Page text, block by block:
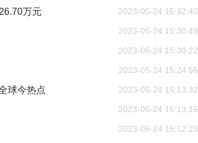
2023-05-24 15:32:40
万元
2023-05-24 15:30:49
2023-05-24 15:30:22
2023-05-24 15:24:56
2023-05-24 15:13:32
球今热点
2023-05-24 15:13:16
2023-05-24 15:12:23